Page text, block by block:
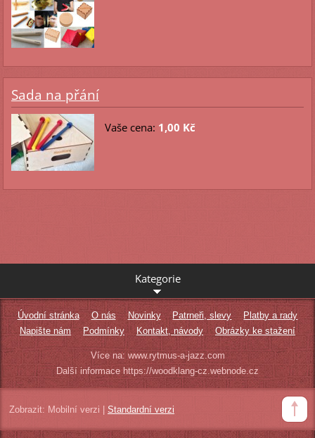
Sada na přání
Vaše cena: 1,00 Kč
Kategorie
Úvodní stránka O nás Novinky Patrneři, slevy
Platby a rady
Napište nám
Podmínky Kontakt, návody Obrázky ke stažení
Více na: www.rytmus-a-jazz.com
Další informace https://woodklang-cz.webnode.cz
Zobrazit: Mobilní verzi Standardní verzi